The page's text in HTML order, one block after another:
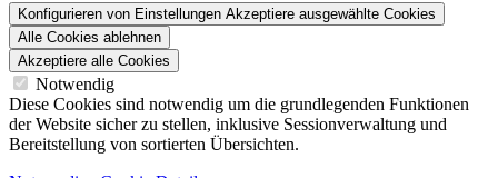
Konfigurieren von Einstellungen Akzeptiere ausgewählte Cookies
Alle Cookies ablehnen
Akzeptiere alle Cookies
Notwendig
Diese Cookies sind notwendig um die grundlegenden Funktionen
der Website sicher zu stellen, inklusive Sessionverwaltung und
Bereitstellung von sortierten Übersichten.